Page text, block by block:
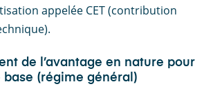
appelée CET (contribution
de l’avantage en nature pour
base (régime général)